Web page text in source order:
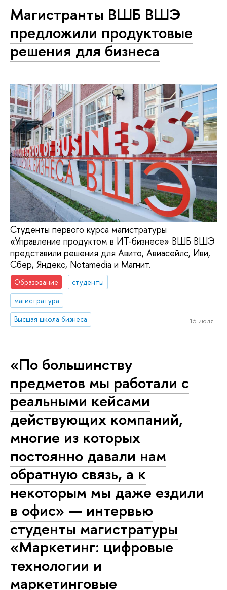
Магистранты ВШБ ВШЭ
предложили продуктовые
решения для бизнеса
Студенты первого курса магистратуры
«Управление продуктом в ИТ-бизнесе» ВШБ ВШЭ
представили решения для Авито, Авиасейлс, Иви,
Сбер, Яндекс, Notamedia и Магнит.
Образование
студенты
магистратура
Высшая школа бизнеса
15 июля
«По большинству
предметов мы работали с
реальными кейсами
действующих компаний,
многие из которых
постоянно давали нам
обратную связь, а к
некоторым мы даже ездили
в офис» — интервью
студенты магистратуры
«Маркетинг: цифровые
технологии и
маркетинговые